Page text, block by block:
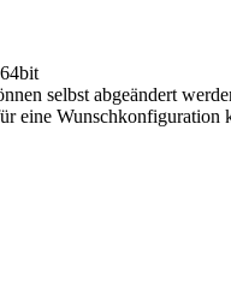
selbst abgeändert
eine Wunschkonfiguration